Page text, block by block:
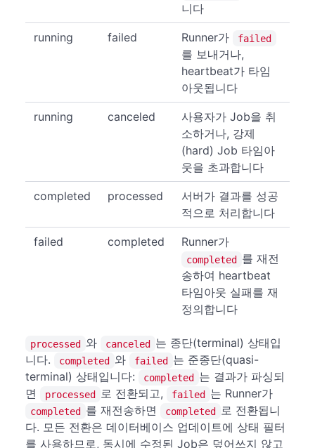
니다
running failed Runner가 failed
를 보내거나,
heartbeat가 타임
아웃됩니다
running canceled
사용자가 Job을 취
소하거나, 강제
(hard) Job 타임아
웃을 초과합니다
completed processed
서버가 결과를 성공
적으로 처리합니다
failed completed Runner가
completed 를 재전
송하여 heartbeat
타임아웃 실패를 재
정의합니다
processed 와 canceled 는 종단(terminal) 상태입
니다.
completed 와 failed 는 준종단(quasi-
terminal) 상태입니다:
completed 는 결과가 파싱되
면
processed 로 전환되고, failed 는 Runner가
completed 를 재전송하면 completed 로 전환됩니
다. 모든 전환은 데이터베이스 업데이트에 상태 필터
를 사용하므로, 동시에 수정된 Job은 덮어쓰지 않고